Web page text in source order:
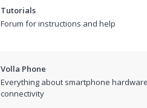
Tutorials
Forum for instructions and help
Volla Phone
Everything about smartphone
connectivity